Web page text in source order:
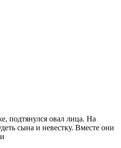
подтянулся овал лица. На
сына и невестку. Вместе они